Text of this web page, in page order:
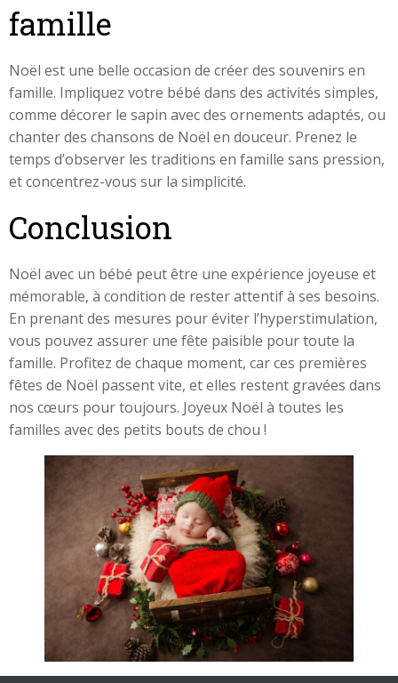
famille
Noël est une belle occasion de créer des souvenirs en
famille. Impliquez votre bébé dans des activités simples,
comme décorer le sapin avec des ornements adaptés, ou
chanter des chansons de Noël en douceur. Prenez le
temps d’observer les traditions en famille sans pression,
et concentrez-vous sur la simplicité.
Conclusion
Noël avec un bébé peut être une expérience joyeuse et
mémorable, à condition de rester attentif à ses besoins.
En prenant des mesures pour éviter l’hyperstimulation,
vous pouvez assurer une fête paisible pour toute la
famille. Profitez de chaque moment, car ces premières
fêtes de Noël passent vite, et elles restent gravées dans
nos cœurs pour toujours. Joyeux Noël à toutes les
familles avec des petits bouts de chou !